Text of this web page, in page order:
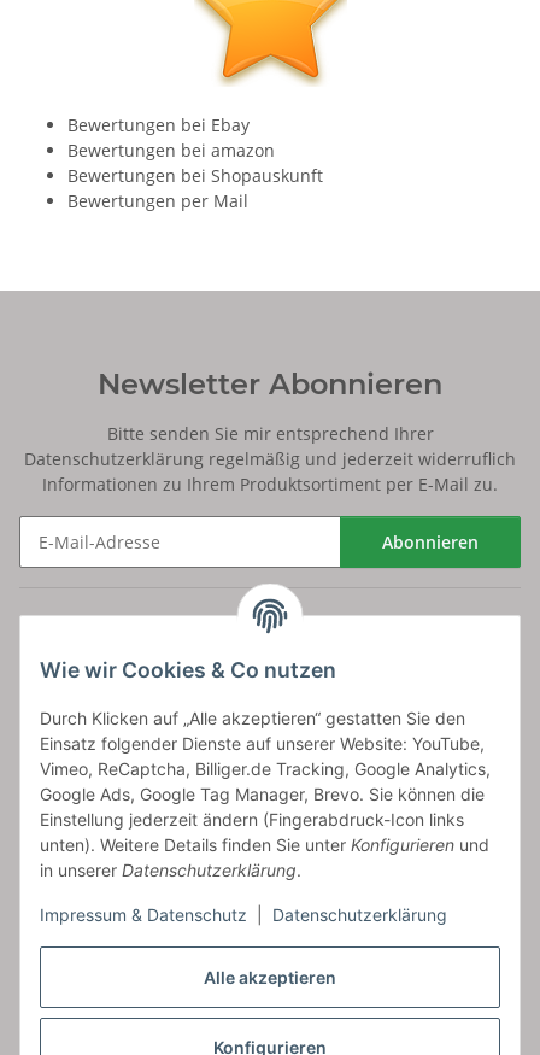
Alle akzeptieren
Konfigurieren
Wie wir Cookies & Co nutzen
Durch Klicken auf „Alle akzeptieren“ gestatten Sie den
Einsatz folgender Dienste auf unserer Website: YouTube,
Vimeo, ReCaptcha, Billiger.de Tracking, Google Analytics,
Google Ads, Google Tag Manager, Brevo. Sie können die
Einstellung jederzeit ändern (Fingerabdruck-Icon links
unten). Weitere Details finden Sie unter Konfigurieren und
in unserer Datenschutzerklärung.
Impressum & Datenschutz Datenschutzerklärung
Bewertungen bei Ebay
Bewertungen bei amazon
Bewertungen bei Shopauskunft
Bewertungen per Mail
Newsletter Abonnieren
Bitte senden Sie mir entsprechend Ihrer
Datenschutzerklärung regelmäßig und jederzeit widerruflich
Informationen zu Ihrem Produktsortiment per E-Mail zu.
Abonnieren
Artikelinformationen
Frieslandstr. 44 | 26446 Reepsholt
Fon 04468-9479855-0 | Fax -9